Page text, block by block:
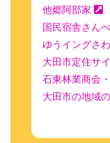
他郷阿部家
国民宿舎さん
ゆうイングさ
大田市定住サ
石東林業商会
大田市の地域